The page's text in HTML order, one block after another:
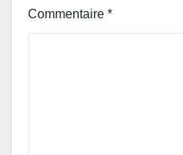
Commentaire *